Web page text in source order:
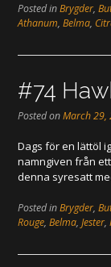
Posted inBrygder,
Athanum, Belma,
#74
Posted onMarch 29,
Dags för en lättöl
namngiven från
denna syresatt
Posted inBrygder,
Rouge, Belma, Jester,